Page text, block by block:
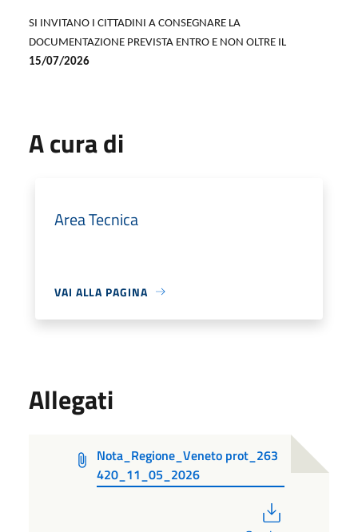
SI INVITANO I CITTADINI A CONSEGNARE LA
DOCUMENTAZIONE PREVISTA ENTRO E NON OLTRE IL
15/07/2026
A cura di
Area Tecnica
VAI ALLA PAGINA
Allegati
Nota_Regione_Veneto prot_263
420_11_05_2026